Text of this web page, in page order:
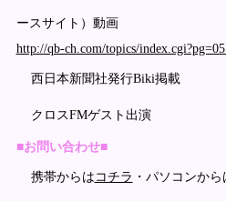
ースサイト）動画
http://qb-ch.com/topics/
西日本新聞社発行Biki掲載
クロスFMゲスト出演
■お問い合わせ■
携帯からは コチラ ・パソコンから